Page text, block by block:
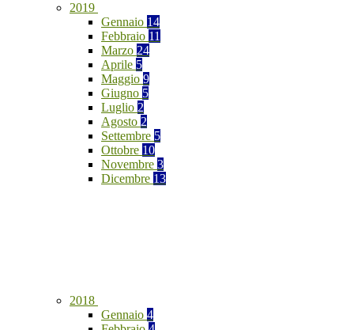
2019
Gennaio 14
Febbraio 11
Marzo 24
Aprile 5
Maggio 9
Giugno 5
Luglio 2
Agosto 2
Settembre 5
Ottobre 10
Novembre 3
Dicembre 13
2018
Gennaio 4